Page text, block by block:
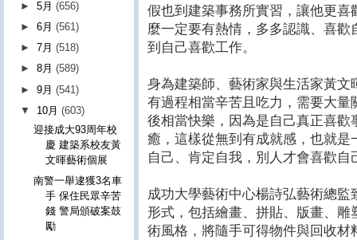
假也到建築事務所實習，讓他更
麼一定要有熱情，多多認識、喜
到自己喜歡工作。
身為建築師、藝術家與生活家黃
有過程相當辛苦且吃力，需要大
後相當快樂，因為是自己真正喜
癒，這樣從無到有成就感，也就
自己、肯定自我，別人才會喜歡自
成功大學藝術中心楊詩弘藝術總
形式，包括繪畫、拼貼、版畫、
術風格，將隨手可得物件與回收
►5月(656)
►6月(561)
►7月(518)
►8月(589)
►9月(541)
▼ 10月(603)
迎接成大93周年校
慶 建築系校友黃
文暉藝術個展
南警一舉逮獲3名車
手 保住民眾辛苦
錢 警局頒破案鼓
勵